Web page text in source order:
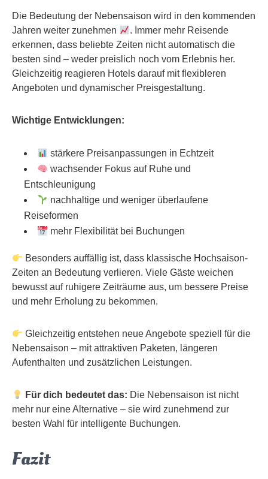
Die Bedeutung der Nebensaison wird in den kommenden
Jahren weiter zunehmen
. Immer mehr Reisende
erkennen, dass beliebte Zeiten nicht automatisch die
besten sind – weder preislich noch vom Erlebnis her.
Gleichzeitig reagieren Hotels darauf mit flexibleren
Angeboten und dynamischer Preisgestaltung.
Wichtige Entwicklungen:
stärkere Preisanpassungen in Echtzeit
wachsender Fokus auf Ruhe und
Entschleunigung
nachhaltige und weniger überlaufene
Reiseformen
mehr Flexibilität bei Buchungen
Besonders auffällig ist, dass klassische Hochsaison-
Zeiten an Bedeutung verlieren. Viele Gäste weichen
bewusst auf ruhigere Zeiträume aus, um bessere Preise
und mehr Erholung zu bekommen.
Gleichzeitig entstehen neue Angebote speziell für die
Nebensaison – mit attraktiven Paketen, längeren
Aufenthalten und zusätzlichen Leistungen.
Für dich bedeutet das: Die Nebensaison ist nicht
mehr nur eine Alternative – sie wird zunehmend zur
besten Wahl für intelligente Buchungen.
Fazit